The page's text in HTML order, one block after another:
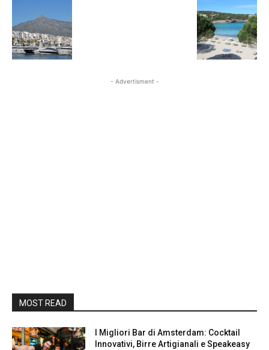
- Advertisment -
MOST READ
I Migliori Bar di Amsterdam: Cocktail
Innovativi, Birre Artigianali e Speakeasy